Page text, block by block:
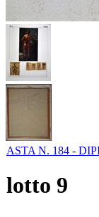
ASTA N. 184 -
lotto 9